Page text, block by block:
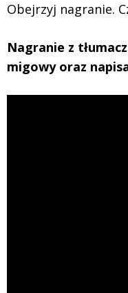
Obejrzyj nagranie.
Nagranie z
migowy oraz